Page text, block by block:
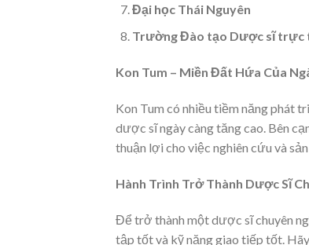
Đại học Thái Nguyên
Trường Đào tạo Dược sĩ trực
Kon Tum – Miền Đất Hứa Của
Kon Tum có nhiều tiềm năng phát
dược sĩ ngày càng tăng cao. Bên
thuận lợi cho việc nghiên cứu và
Hành Trình Trở Thành Dược Sĩ
Để trở thành một dược sĩ chuyên
tập tốt và kỹ năng giao tiếp tốt.